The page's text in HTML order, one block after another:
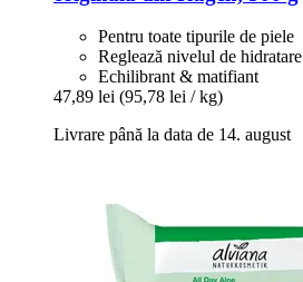
Pentru toate tipurile de piele
Reglează nivelul de hidratare
Echilibrant & matifiant
47,89 lei (95,78 lei / kg)
Livrare până la data de 14. august